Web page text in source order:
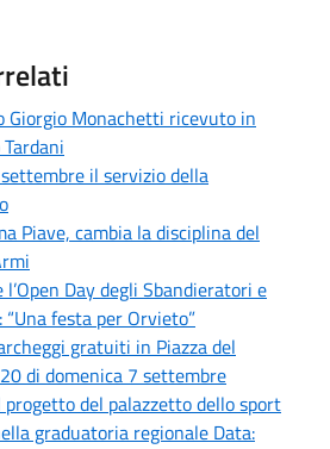
Giorgio Monachetti ricevuto in
il servizio della
Piave, cambia la disciplina del
Day degli Sbandieratori e
festa per Orvieto”
gratuiti in Piazza del
di domenica 7 settembre
progetto del palazzetto dello sport
graduatoria regionale Data: